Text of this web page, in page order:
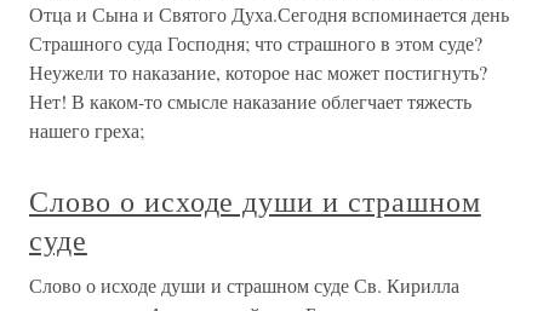
Отца и Сына и Святого Духа.Сегодня вспоминается день
Страшного суда Господня; что страшного в этом суде?
Неужели то наказание, которое нас может постигнуть?
Нет! В каком-то смысле наказание облегчает тяжесть
нашего греха;
Слово о исходе души и страшном
суде
Слово о исходе души и страшном суде Св. Кирилла